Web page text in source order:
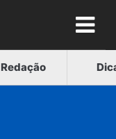
Redação